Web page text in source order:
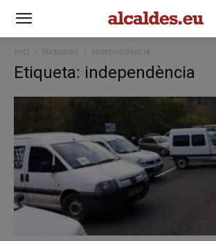
Inici Etiquetes Independència
Etiqueta: independència